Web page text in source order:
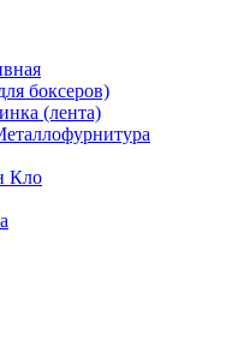
боксеров)
(лента)
Кло